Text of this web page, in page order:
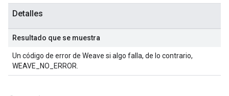
Detalles
Resultado que se muestra
Un código de error de Weave si algo falla, de lo contrario,
WEAVE_NO_ERROR.